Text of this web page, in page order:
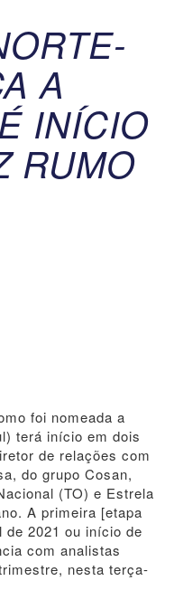
A
INÍCIO
RUMO
foi nomeada a
terá início em dois
de relações com
do grupo Cosan,
(TO) e Estrela
A primeira [etapa
2021 ou início de
com analistas
nesta terça-